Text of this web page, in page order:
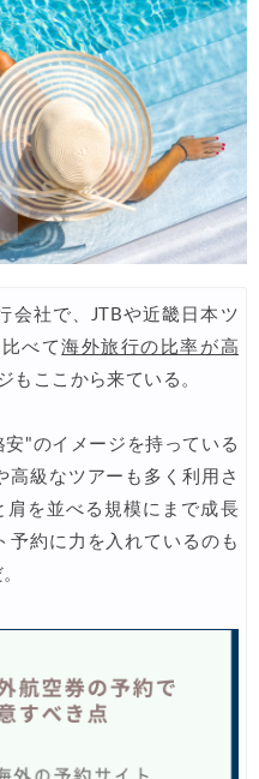
クーポン TRIP2
セール
クーポン
大10,000円OFFクーポン
クーポン
ホテル 10%OFFクーポン
クーポン
最大30,000円OFFクーポン
クーポン
大30,000円OFFクーポン
円OFFクーポン
大5,000円OFFクーポン
28,000円OFFクーポン
大30,000円OFFクーポン
円OFFクーポン
会社で、JTBや近畿日本ツ
べて海外旅行の比率が高
もここから来ている。
"のイメージを持っている
高級なツアーも多く利用さ
肩を並べる規模にまで成長
予約に力を入れているのも